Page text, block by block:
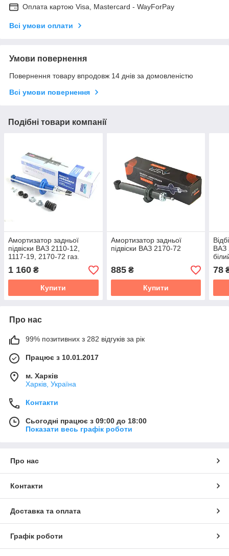
Оплата картою Visa, Mastercard - WayForPay
Всі умови оплати
Умови повернення
Повернення товару впродовж 14 днів за домовленістю
Всі умови повернення
Подібні товари компанії
Амортизатор задньої
підвіски ВАЗ 2110-12,
1117-19, 2170-72 газ.
Dynamic
1 160 ₴
Купити
Амортизатор задньої
підвіски ВАЗ 2170-72
885₴
Купити
ВАЗ
78
Про нас
99% позитивних з 282 відгуків за рік
Працює з 10.01.2017
м. Харків
Харків, Україна
Контакти
Сьогодні працює з 09:00 до 18:00
Показати весь графік роботи
Про нас
Контакти
Доставка та оплата
Графік роботи